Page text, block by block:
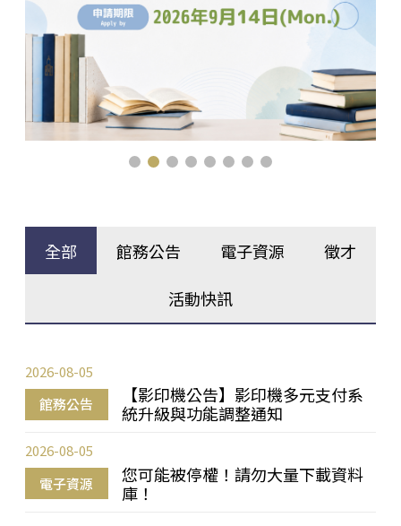
全部 館務公告 電子資源 徵才
活動快訊
館務公告
【影印機公告】影印機多元支付系
統升級與功能調整通知
2026-08-05
電子資源
您可能被停權！請勿大量下載資料
庫！
2026-08-05